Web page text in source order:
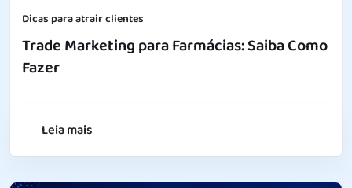
Dicas para atrair clientes
Trade Marketing para Farmácias: Saiba Como
Fazer
Leia mais